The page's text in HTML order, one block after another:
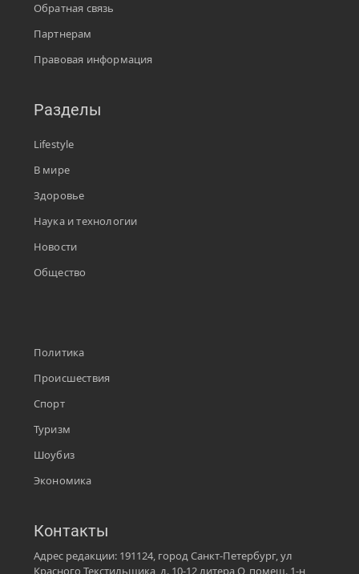
Обратная связь
Партнерам
Правовая информация
Разделы
Lifestyle
В мире
Здоровье
Наука и технологии
Новости
Общество
Политика
Происшествия
Спорт
Туризм
Шоубиз
Экономика
Контакты
Адрес редакции: 191124, город Санкт-Петербург, ул